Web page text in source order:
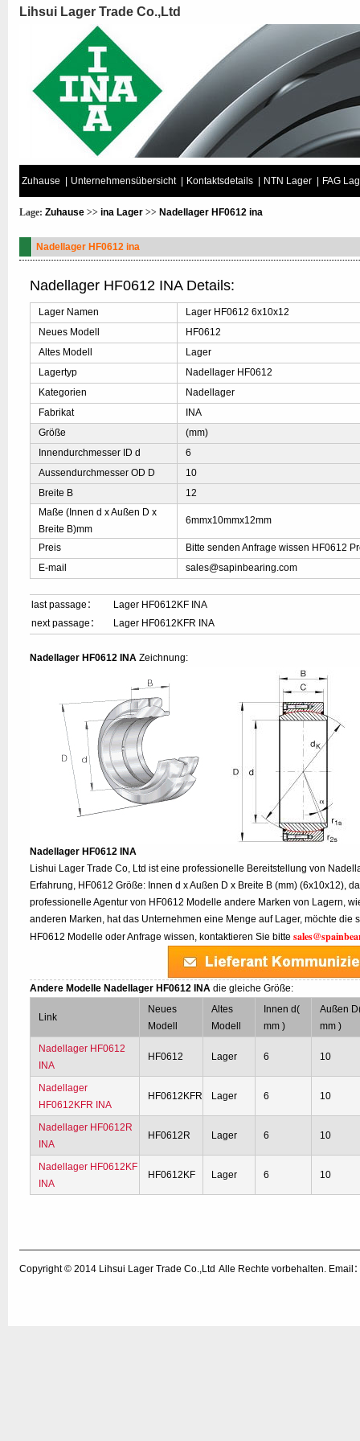
Lihsui Lager Trade Co.,Ltd
Zuhause Unternehmensübersicht Kontaktsdetails NTN Lager FAG
Lage: Zuhause >> ina Lager >> Nadellager HF0612 ina
Nadellager HF0612 ina
Nadellager HF0612 INA Details:
Lager Namen
Lager HF0612 6x10x12
Neues Modell
HF0612
Altes Modell
Lager
Lagertyp
Nadellager HF0612
Kategorien
Nadellager
Fabrikat
INA
Größe
(mm)
Innendurchmesser ID d
6
Aussendurchmesser OD D
10
Breite B
12
Maße (Innen d x Außen D x
Breite B)mm
6mmx10mmx12mm
Preis
Bitte senden Anfrage wissen HF0612
E-mail
sales@sapinbearing.com
last passage：
Lager HF0612KF INA
next passage：
Lager HF0612KFR INA
Nadellager HF0612 INA Zeichnung:
Nadellager HF0612 INA
Lishui Lager Trade Co, Ltd ist eine professionelle Bereitstellung von
Erfahrung, HF0612 Größe: Innen d x Außen D x Breite B (mm) (6x10x12),
professionelle Agentur von HF0612 Modelle andere Marken von Lagern,
anderen Marken, hat das Unternehmen eine Menge auf Lager, möchte die
HF0612 Modelle oder Anfrage wissen, kontaktieren Sie bitte
Andere Modelle Nadellager HF0612 INA die gleiche Größe:
Link
Neues
Modell
Altes
Modell
Innen d(
mm )
Außen
mm )
Nadellager HF0612
INA
HF0612 Lager 6 10
Nadellager
HF0612KFR INA
HF0612KFR Lager 6 10
Nadellager HF0612R
INA
HF0612R Lager 6 10
Nadellager HF0612KF
INA
HF0612KF Lager 6 10
Copyright © 2014 Lihsui Lager Trade Co.,Ltd Alle Rechte vorbehalten. Email